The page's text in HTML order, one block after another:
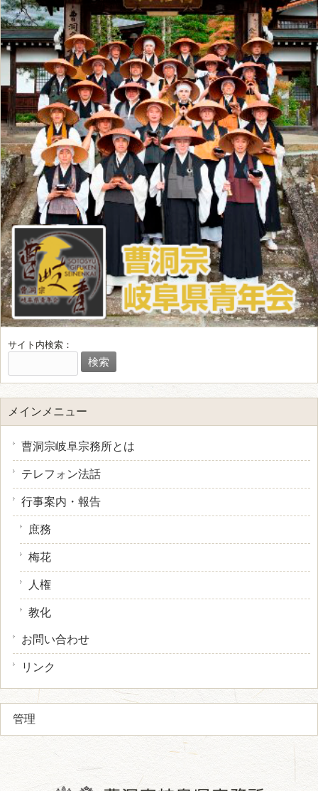
サイト内検索：
メインメニュー
曹洞宗岐阜宗務所とは
テレフォン法話
行事案内・報告
庶務
梅花
人権
教化
お問い合わせ
リンク
管理